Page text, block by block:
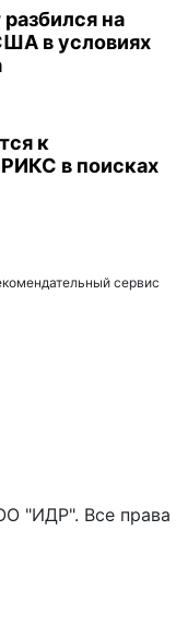
на
в условиях
к
в поисках
сервис
"ИДР". Все права